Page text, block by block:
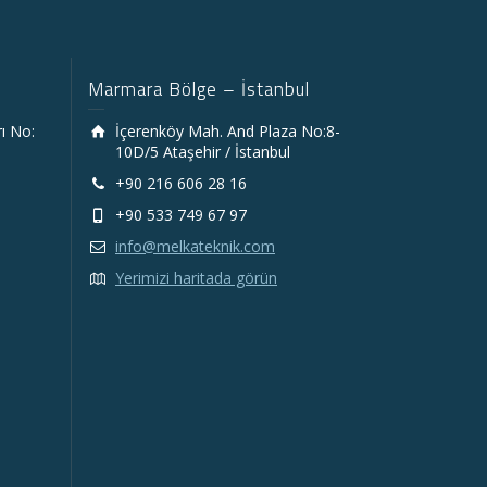
No:
Marmara Bölge – İstanbul
İçerenköy Mah. And Plaza No:8-
10D/5 Ataşehir / İstanbul
+90 216 606 28 16
+90 533 749 67 97
info@melkateknik.com
Yerimizi haritada görün